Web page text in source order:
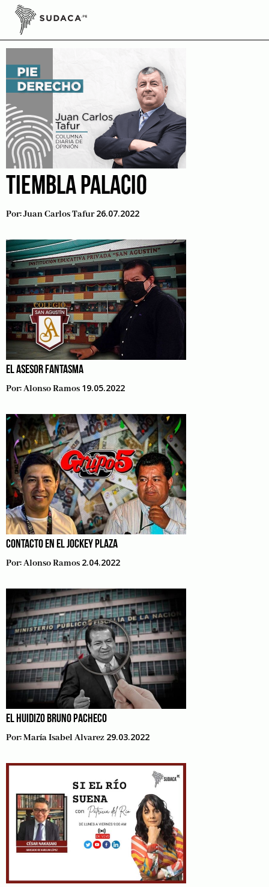
Skip
contentBruno Pacheco
TIEMBLA PALACIO
Por:Juan Carlos Tafur 26.07.2022
EL ASESOR FANTASMA
Por:Alonso Ramos 19.05.2022
CONTACTO EN EL JOCKEY PLAZA
Por:Alonso Ramos 2.04.2022
EL HUIDIZO BRUNO PACHECO
Por:María Isabel Alvarez 29.03.2022